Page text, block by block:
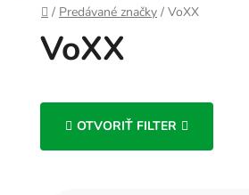
Domov
/ Predávané značky / VoXX
VoXX
OTVORIŤ FILTER